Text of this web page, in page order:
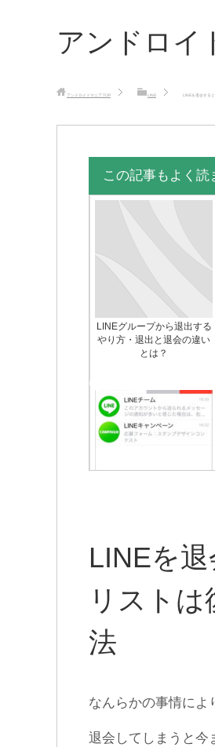
アンドロイ
アンドロイドマニア TOP LINE LINEを退会する
この記事もよく読
LINEグループから退出する
やり方・退出と退会の違い
とは？
LINEのunknownって誰？ど
る？
LINEを
リスト
法
なんらかの事情によ
退会してしまうと今